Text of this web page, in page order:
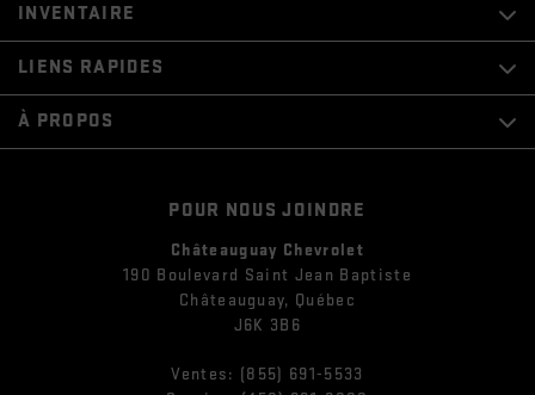
POUR NOUS JOINDRE
Châteauguay Chevrolet
190 Boulevard Saint Jean Baptiste
Châteauguay, Québec
J6K 3B6
Ventes: (855) 691-5533
INVENTAIRE
LIENS RAPIDES
À PROPOS